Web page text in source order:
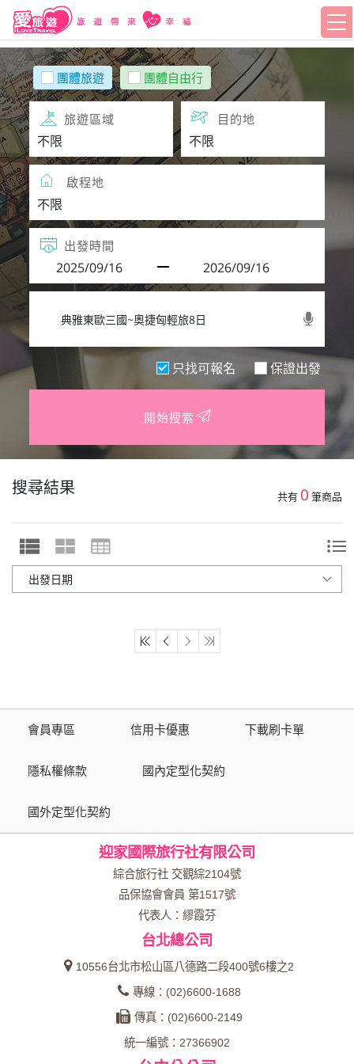
團體旅遊 團體自由行
旅遊區域 目的地
啟程地
出發時間
只找可報名 保證出發
開始搜索
搜尋結果 共有 0 筆商品
會員專區 信用卡優惠 下載刷卡單
隱私權條款 國內定型化契約
國外定型化契約
迎家國際旅行社有限公司
綜合旅行社 交觀綜2104號
品保協會會員 第1517號
代表人：繆霞芬
台北總公司
10556台北市松山區八德路二段400號6樓之2
專線：(02)6600-1688
傳真：(02)6600-2149
統一編號：27366902